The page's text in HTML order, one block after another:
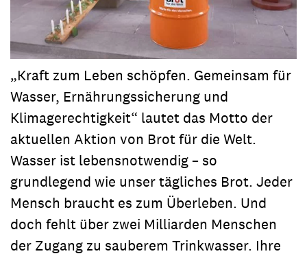
„Kraft zum Leben schöpfen. Gemeinsam für
Wasser, Ernährungssicherung und
Klimagerechtigkeit“ lautet das Motto der
aktuellen Aktion von Brot für die Welt.
Wasser ist lebensnotwendig – so
grundlegend wie unser tägliches Brot. Jeder
Mensch braucht es zum Überleben. Und
doch fehlt über zwei Milliarden Menschen
der Zugang zu sauberem Trinkwasser. Ihre